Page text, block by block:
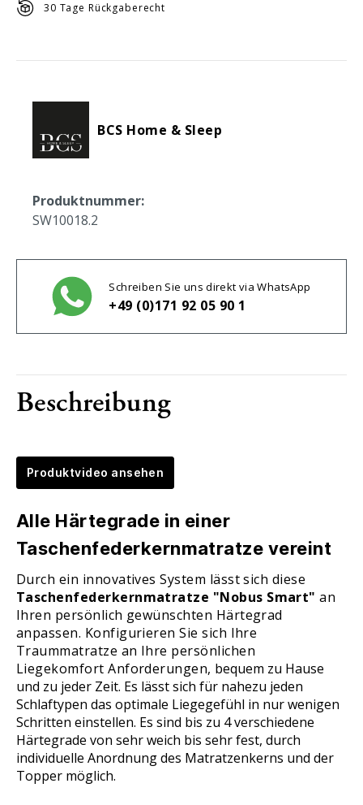
30 Tage Rückgaberecht
BCS Home & Sleep
Produktnummer:
SW10018.2
Schreiben Sie uns direkt via WhatsApp
+49 (0)171 92 05 90 1
Beschreibung
Produktvideo ansehen
Alle Härtegrade in einer
Taschenfederkernmatratze vereint
Durch ein innovatives System lässt sich diese
Taschenfederkernmatratze "Nobus Smart" an
Ihren persönlich gewünschten Härtegrad
anpassen. Konfigurieren Sie sich Ihre
Traummatratze an Ihre persönlichen
Liegekomfort Anforderungen, bequem zu Hause
und zu jeder Zeit. Es lässt sich für nahezu jeden
Schlaftypen das optimale Liegegefühl in nur wenigen
Schritten einstellen. Es sind bis zu 4 verschiedene
Härtegrade von sehr weich bis sehr fest, durch
individuelle Anordnung des Matratzenkerns und der
Topper möglich.